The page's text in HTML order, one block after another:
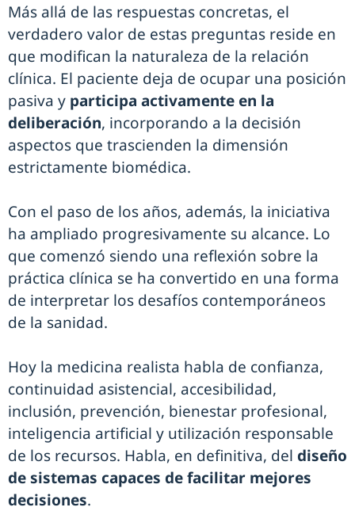
Más allá de las respuestas concretas, el
verdadero valor de estas preguntas reside en
que modifican la naturaleza de la relación
clínica. El paciente deja de ocupar una posición
pasiva y participa activamente en la
deliberación, incorporando a la decisión
aspectos que trascienden la dimensión
estrictamente biomédica.
Con el paso de los años, además, la iniciativa
ha ampliado progresivamente su alcance. Lo
que comenzó siendo una reflexión sobre la
práctica clínica se ha convertido en una forma
de interpretar los desafíos contemporáneos
de la sanidad.
Hoy la medicina realista habla de confianza,
continuidad asistencial, accesibilidad,
inclusión, prevención, bienestar profesional,
inteligencia artificial y utilización responsable
de los recursos. Habla, en definitiva, del diseño
de sistemas capaces de facilitar mejores
decisiones.